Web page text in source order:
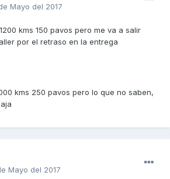
Mayo del 2017
kms 150 pavos pero me va a salir
por el retraso en la entrega
kms 250 pavos pero lo que no saben,
Mayo del 2017